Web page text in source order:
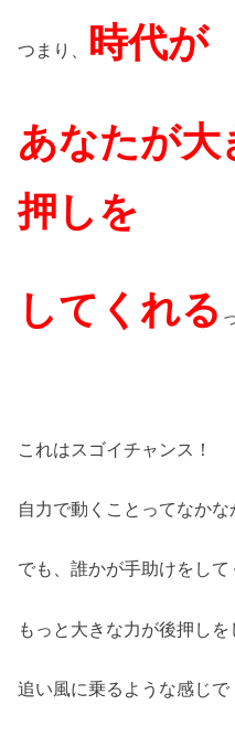
つまり、 時代が
あなたが大
押しを
してくれる
これはスゴイチャンス！
自力で動くことってなかな
でも、誰かが手助けをして
もっと大きな力が後押しを
追い風に乗るような感じで